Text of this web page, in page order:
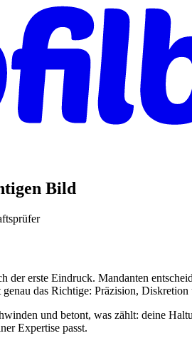
Bild
der erste Eindruck. Mandanten
das Richtige: Präzision,
und betont, was zählt: deine
Expertise passt.